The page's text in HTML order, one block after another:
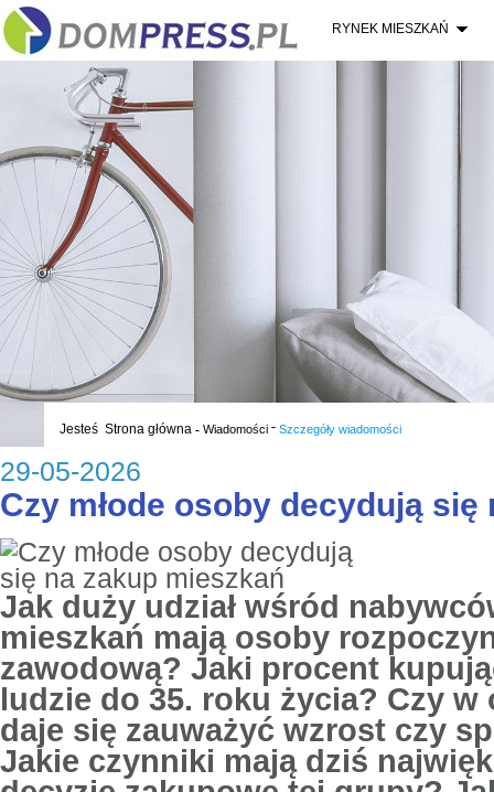
RYNEK MIESZKAŃ
Jesteś Strona główna - Wiadomości - Szczegóły wiadomości
29-05-2026
Czy młode osoby decydują
Jak duży udział wśród
mieszkań mają osoby
zawodową? Jaki procent
ludzie do 35. roku życia? Czy
daje się zauważyć wzrost czy
Jakie czynniki mają dziś